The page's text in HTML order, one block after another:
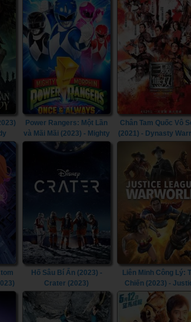
Hole (2023)
Power Rangers: Một Lần
và Mãi Mãi (2023) - Mighty
Morphin Power Rangers:
Chân Tam Quốc Vô
(2021) - Dynasty
Hố Sâu Bí Ẩn (2023) -
Crater (2023)
Liên Minh Công Lý:
Chiến (2023) -
League: Warworld